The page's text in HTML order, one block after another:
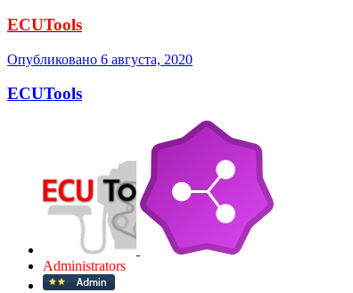
ECUTools
Опубликовано 6 августа, 2020
ECUTools
Administrators